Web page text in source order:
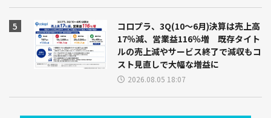
コロプラ、3Q(10～6月)決算は売上高
17％減、営業益116％増 既存タイト
ルの売上減やサービス終了で減収もコ
スト見直しで大幅な増益に
2026.08.05 18:07